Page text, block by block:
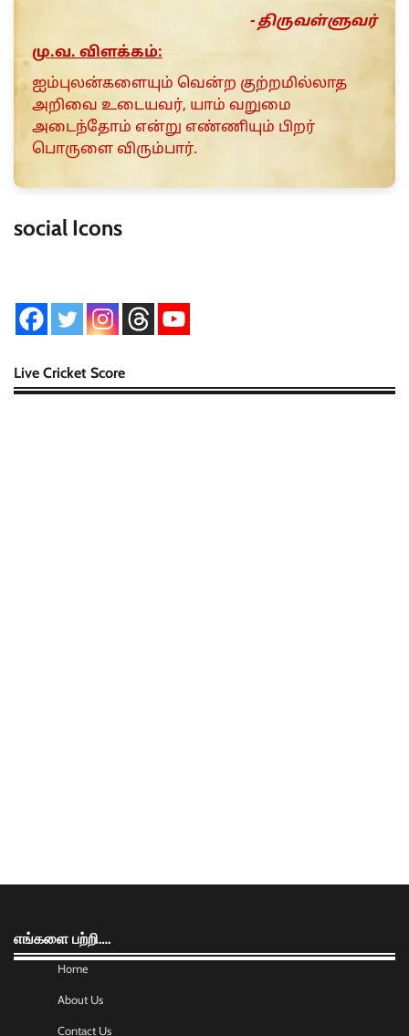
- திருவள்ளுவர்
மு.வ. விளக்கம்:
ஐம்புலன்களையும் வென்ற குற்றமில்லாத
அறிவை உடையவர், யாம் வறுமை
அடைந்தோம் என்று எண்ணியும் பிறர்
பொருளை விரும்பார்.
social Icons
Live Cricket Score
எங்களை பற்றி….
Home
About Us
Contact Us